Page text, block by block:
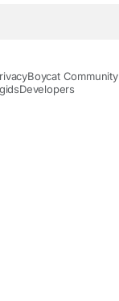
Boycat Community
Developers